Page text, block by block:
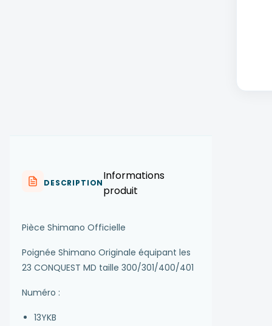
DESCRIPTION
Informations
produit
Pièce Shimano Officielle
Poignée Shimano Originale équipant les
23 CONQUEST MD taille 300/301/400/401
Numéro :
13YKB